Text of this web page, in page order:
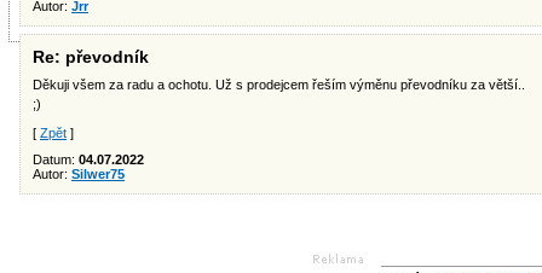
Autor: Jrr
Re: převodník
Děkuji všem za radu a ochotu. Už s prodejcem řeším výměnu převodníku za větší..
;)
[ Zpět ]
Datum: 04.07.2022
Autor: Silwer75